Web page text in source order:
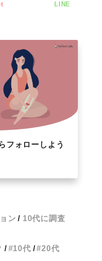
LINE
フォローしよう
ン
10代に調査
10代 20代